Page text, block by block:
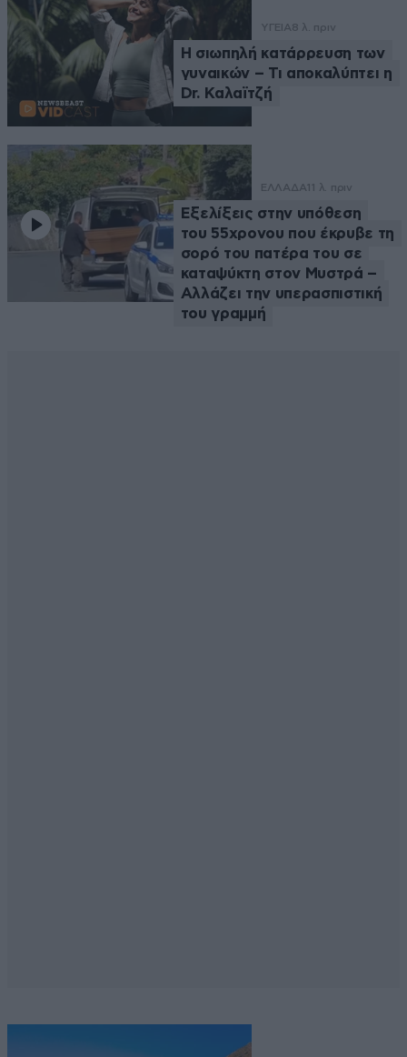
ΥΓΕΙΑ8 λ. πριν
Η σιωπηλή κατάρρευση των
γυναικών – Τι αποκαλύπτει η
Dr. Καλαϊτζή
ΕΛΛΑΔΑ 11 λ. πριν
Εξελίξεις στην υπόθεση
του 55χρονου που έκρυβε τη
σορό του πατέρα του σε
καταψύκτη στον Μυστρά –
Αλλάζει την υπερασπιστική
του γραμμή